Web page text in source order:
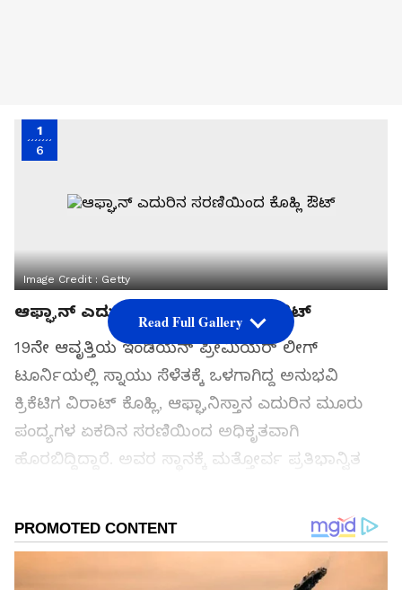
1
6
Image Credit :Getty
ಆಫ್ಘಾನ್ ಎದುರಿನ ಸರಣಿಯಿಂದ ಕೊಹ್ಲಿ ಔಟ್
19ನೇ ಆವೃತ್ತಿಯ ಇಂಡಿಯನ್ ಪ್ರೀಮಿಯರ್ ಲೀಗ್
ಟೂರ್ನಿಯಲ್ಲಿ ಸ್ನಾಯು ಸೆಳೆತಕ್ಕೆ ಒಳಗಾಗಿದ್ದ ಅನುಭವಿ
ಕ್ರಿಕೆಟಿಗ ವಿರಾಟ್ ಕೊಹ್ಲಿ, ಆಫ್ಘಾನಿಸ್ತಾನ ಎದುರಿನ ಮೂರು
ಪಂದ್ಯಗಳ ಏಕದಿನ ಸರಣಿಯಿಂದ ಅಧಿಕೃತವಾಗಿ
ಹೊರಬಿದ್ದಿದ್ದಾರೆ. ಅವರ ಸ್ಥಾನಕ್ಕೆ ಮತ್ತೋರ್ವ ಪ್ರತಿಭಾನ್ವಿತ
ಸಮಗ್ರ ಸುದ್ದಿ ಮೂಲವನ್ನಾಗಿ asianet suvarna news ಅನ್ನು
Read Full Gallery